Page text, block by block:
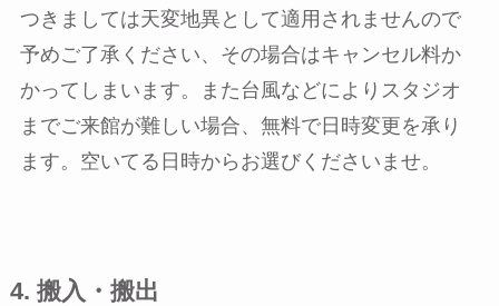
つきましては天変地異として適用されませんので
予めご了承ください、その場合はキャンセル料か
かってしまいます。また台風などによりスタジオ
までご来館が難しい場合、無料で日時変更を承り
ます。空いてる日時からお選びくださいませ。
4. 搬入・搬出